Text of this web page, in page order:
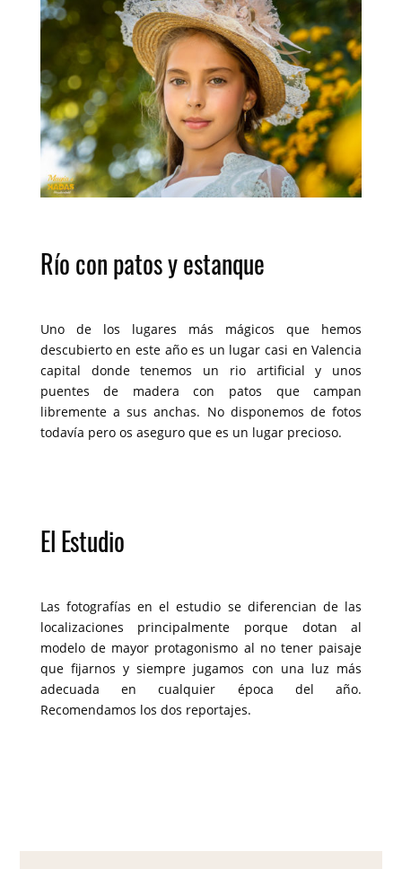
Río con patos y estanque
Uno de los lugares más mágicos que hemos
descubierto en este año es un lugar casi en Valencia
capital donde tenemos un rio artificial y unos
puentes de madera con patos que campan
libremente a sus anchas. No disponemos de fotos
todavía pero os aseguro que es un lugar precioso.
El Estudio
Las fotografías en el estudio se diferencian de las
localizaciones principalmente porque dotan al
modelo de mayor protagonismo al no tener paisaje
que fijarnos y siempre jugamos con una luz más
adecuada en cualquier época del año.
Recomendamos los dos reportajes.